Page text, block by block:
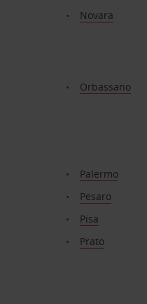
Novara
Orbassano
Palermo
Pesaro
Pisa
Prato